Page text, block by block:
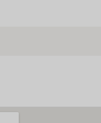
All-inclusive